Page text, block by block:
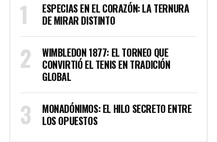
ESPECIAS EN EL CORAZÓN: LA TERNURA
DE MIRAR DISTINTO
WIMBLEDON 1877: EL TORNEO QUE
CONVIRTIÓ EL TENIS EN TRADICIÓN
GLOBAL
MONADÓNIMOS: EL HILO SECRETO ENTRE
LOS OPUESTOS